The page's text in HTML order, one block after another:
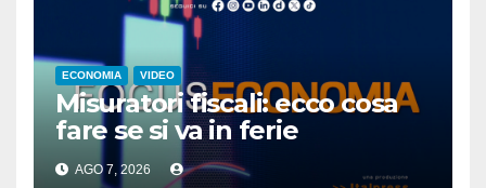
ECONOMIA VIDEO
Misuratori fiscali: ecco cosa
fare se si va in ferie
AGO 7, 2026